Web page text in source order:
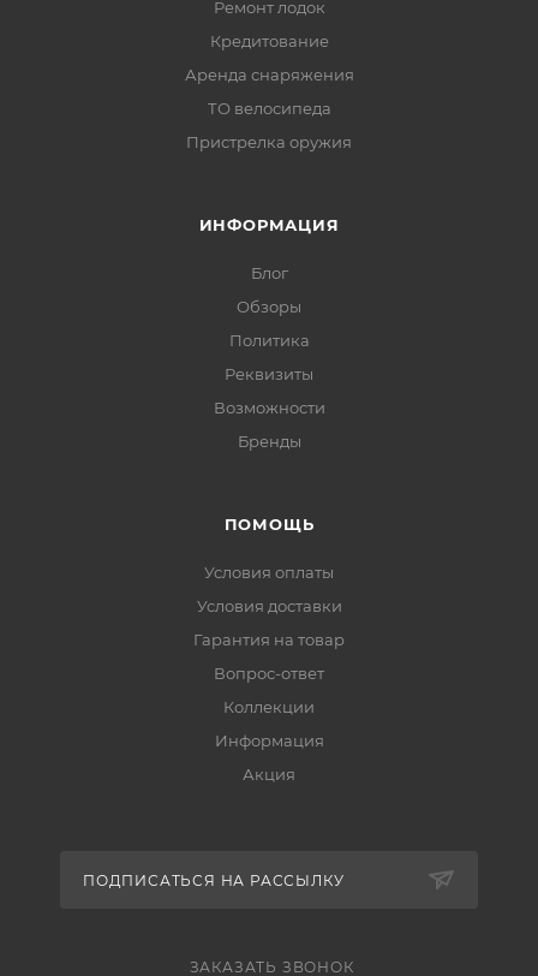
Ремонт лодок
Кредитование
Аренда снаряжения
ТО велосипеда
Пристрелка оружия
ИНФОРМАЦИЯ
Блог
Обзоры
Политика
Реквизиты
Возможности
Бренды
ПОМОЩЬ
Условия оплаты
Условия доставки
Гарантия на товар
Вопрос-ответ
Коллекции
Информация
Акция
ПОДПИСАТЬСЯ НА РАССЫЛКУ
ЗАКАЗАТЬ ЗВОНОК